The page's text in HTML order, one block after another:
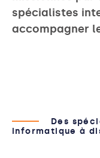
spécialistes
accompagner
Des
informatique à